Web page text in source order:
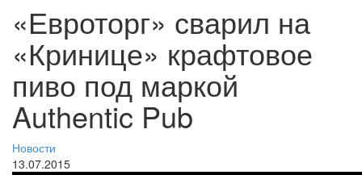
«Евроторг» сварил на
«Кринице» крафтовое
пиво под маркой
Authentic Pub
Новости
13.07.2015